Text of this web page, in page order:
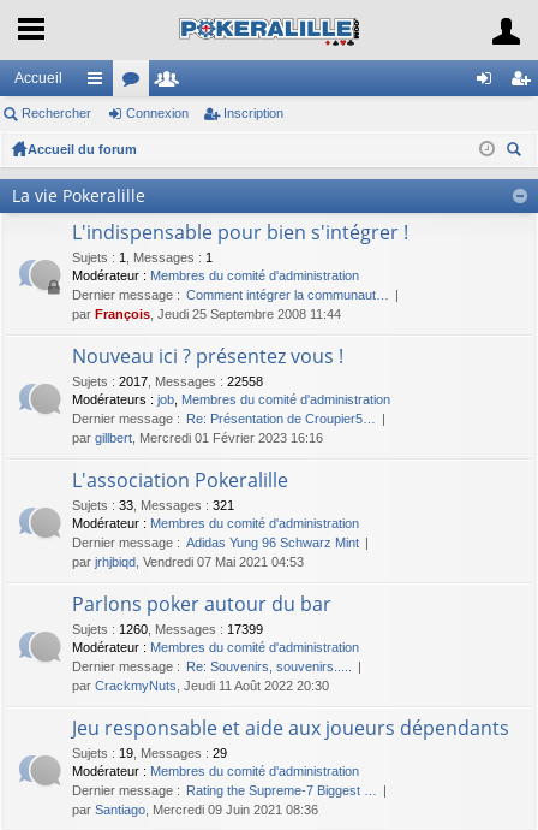
Accueil
ac
co
ci
s
or
u
m
e
ne cri
pti
Rechercher Connexion Inscription
Accueil du forum
her
La vie Pokeralille
L'indispensable pour bien s'intégrer !
Sujets : 1 Messages : 1
Modérateur : Membres du comité d'administration
Dernier message : Comment intégrer la communaut…
par François , Jeudi 25 Septembre 2008 11:44
Nouveau ici ? présentez vous !
Sujets : 2017 Messages : 22558
Modérateurs : job Membres du comité d'administration
Dernier message : Re: Présentation de Croupier5…
par gillbert , Mercredi 01 Février 2023 16:16
L'association Pokeralille
Sujets : 33 Messages : 321
Modérateur : Membres du comité d'administration
Dernier message : Adidas Yung 96 Schwarz Mint
par jrhjbiqd , Vendredi 07 Mai 2021 04:53
Parlons poker autour du bar
Sujets : 1260 Messages : 17399
Modérateur : Membres du comité d'administration
Dernier message : Re: Souvenirs, souvenirs.....
par CrackmyNuts , Jeudi 11 Août 2022 20:30
Jeu responsable et aide aux joueurs dépendants
Sujets : 19 Messages : 29
Modérateur : Membres du comité d'administration
Dernier message : Rating the Supreme-7 Biggest …
par Santiago , Mercredi 09 Juin 2021 08:36